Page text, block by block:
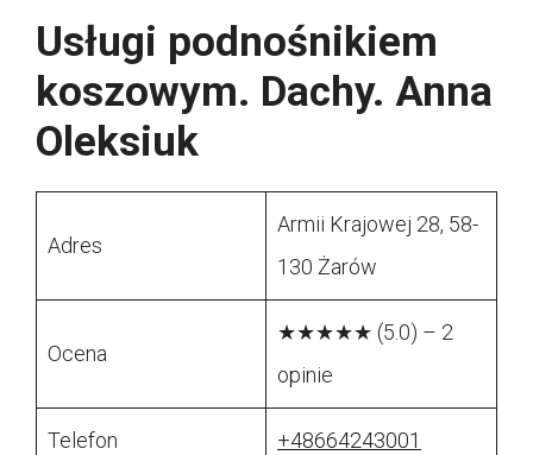
Usługi podnośnikiem
koszowym. Dachy. Anna
Oleksiuk
Adres
Armii Krajowej 28, 58-
130 Żarów
Ocena
★★★★★ (5.0) – 2
opinie
Telefon +48664243001